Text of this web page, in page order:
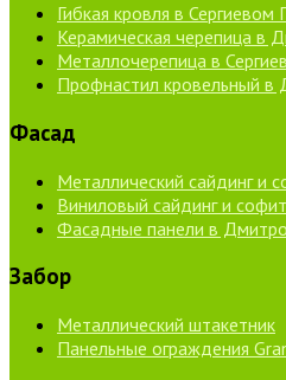
Гибкая кровля в Сергиевом
Керамическая черепица в
Металлочерепица в
Профнастил кровельный в
Фасад
Металлический сайдинг и
Виниловый сайдинг и
Фасадные панели в
Забор
Металлический штакетник
Панельные ограждения